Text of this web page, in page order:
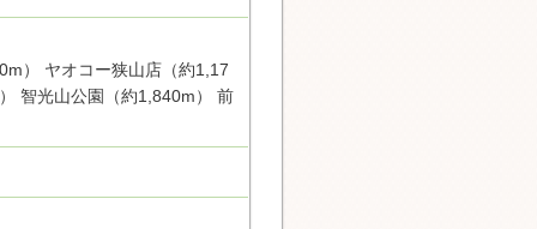
） ヤオコー狭山店（約1,17
智光山公園（約1,840m） 前